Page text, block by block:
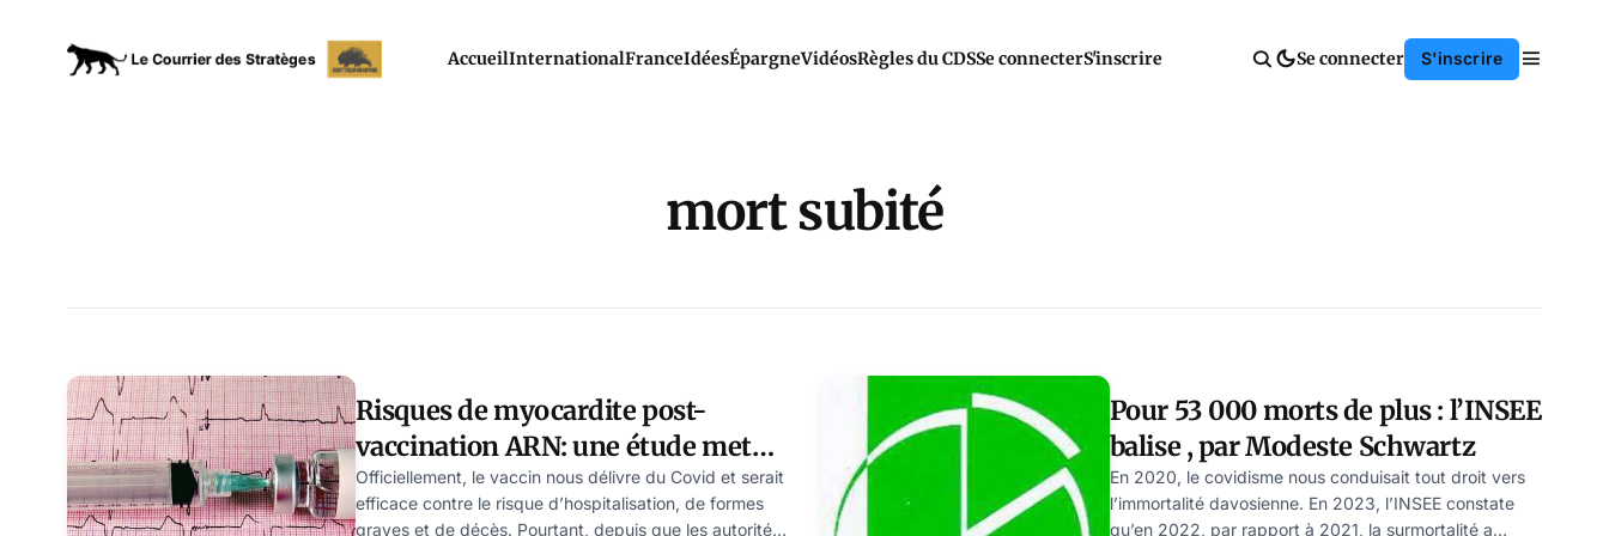
AccueilInternationalFranceIdéesÉpargneVidéosRègles du CDSSe connecterS'inscrire Se connecter S'inscrire
mort subité
Risques de myocardite post-
vaccination ARN: une étude met
en évidence des causes génétiques
Officiellement, le vaccin nous délivre du Covid et serait
efficace contre le risque d’hospitalisation, de formes
graves et de décès. Pourtant, depuis que les autorités
Pour 53 000 morts de plus : l’INSEE
balise , par Modeste Schwartz
En 2020, le covidisme nous conduisait tout droit vers
l’immortalité davosienne. En 2023, l’INSEE constate
qu’en 2022, par rapport à 2021, la surmortalité a